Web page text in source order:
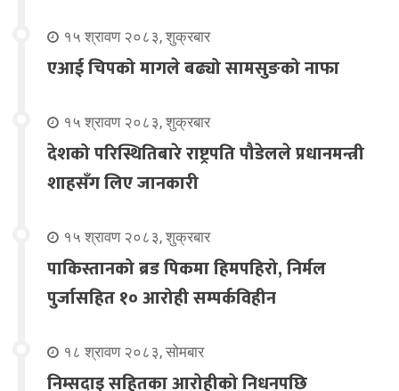
१५ श्रावण २०८३, शुक्रबार
एआई चिपको मागले बढ्यो सामसुङको नाफा
१५ श्रावण २०८३, शुक्रबार
देशको परिस्थितिबारे राष्ट्रपति पौडेलले प्रधानमन्त्री
शाहसँग लिए जानकारी
१५ श्रावण २०८३, शुक्रबार
पाकिस्तानको ब्रड पिकमा हिमपहिरो, निर्मल
पुर्जासहित १० आरोही सम्पर्कविहीन
१८ श्रावण २०८३, सोमबार
निम्सदाइ सहितका आरोहीको निधनपछि